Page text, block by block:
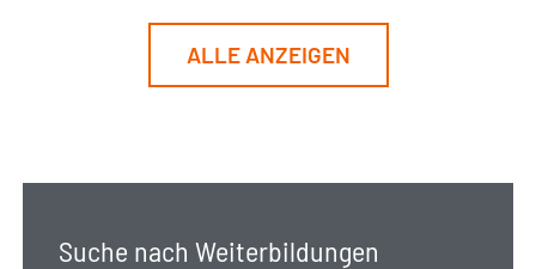
ALLE ANZEIGEN
Suche nach Weiterbildungen